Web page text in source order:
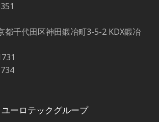
都千代田区神田鍛冶町3-5-2 KDX鍛冶
ユーロテックグループ